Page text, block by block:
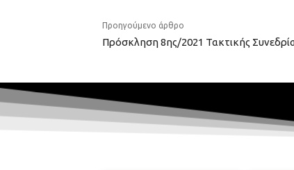
Προηγούμενο άρθρο
Πρόσκληση 8ης/2021 Τακτικής